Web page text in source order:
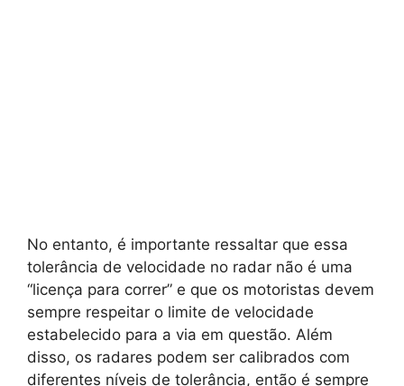
No entanto, é importante ressaltar que essa
tolerância de velocidade no radar não é uma
“licença para correr” e que os motoristas devem
sempre respeitar o limite de velocidade
estabelecido para a via em questão. Além
disso, os radares podem ser calibrados com
diferentes níveis de tolerância, então é sempre